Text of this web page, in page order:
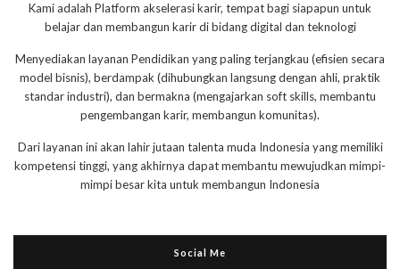
Kami adalah Platform akselerasi karir, tempat bagi siapapun untuk
belajar dan membangun karir di bidang digital dan teknologi
Menyediakan layanan Pendidikan yang paling terjangkau (efisien secara
model bisnis), berdampak (dihubungkan langsung dengan ahli, praktik
standar industri), dan bermakna (mengajarkan soft skills, membantu
pengembangan karir, membangun komunitas).
Dari layanan ini akan lahir jutaan talenta muda Indonesia yang memiliki
kompetensi tinggi, yang akhirnya dapat membantu mewujudkan mimpi-
mimpi besar kita untuk membangun Indonesia
Social Me